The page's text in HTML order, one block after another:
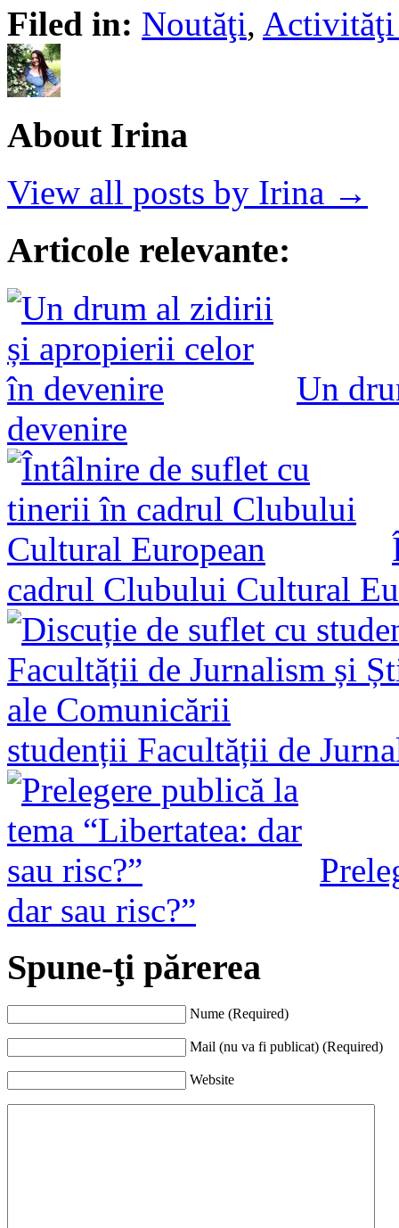
Filed in: Noutăţi, Activităţi
About Irina
View all posts by Irina →
Articole relevante:
Un
devenire
cadrul Clubului Cultural
studenții Facultății de
dar sau risc?”
Spune-ţi părerea
Nume (Required)
Mail (nu va fi publicat) (Required)
Website